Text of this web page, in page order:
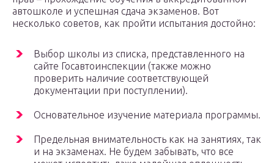
автошколе и успешная сдача экзаменов. Вот
несколько советов, как пройти испытания достойно:
Выбор школы из списка, представленного на
сайте Госавтоинспекции (также можно
проверить наличие соответствующей
документации при поступлении).
Основательное изучение материала программы.
Предельная внимательность как на занятиях, так
и на экзаменах. Не будем забывать, что все